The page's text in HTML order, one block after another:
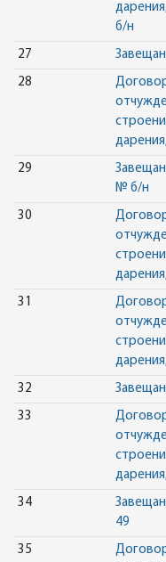
б/н
27
28
29
№ б/н
30
31
32
33
34
49
35